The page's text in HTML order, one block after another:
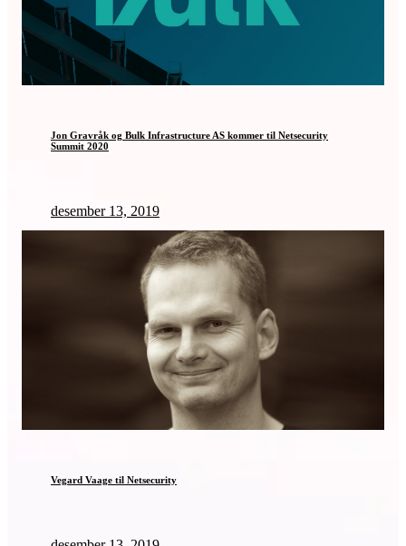
Jon Gravråk og Bulk Infrastructure AS kommer til Netsecurity
Summit 2020
desember 13, 2019
Vegard Vaage til Netsecurity